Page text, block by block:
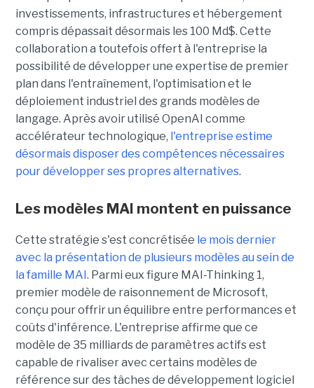
investissements, infrastructures et hébergement
compris dépassait désormais les 100 Md$. Cette
collaboration a toutefois offert à l'entreprise la
possibilité de développer une expertise de premier
plan dans l'entraînement, l'optimisation et le
déploiement industriel des grands modèles de
langage. Après avoir utilisé OpenAI comme
accélérateur technologique, l'entreprise estime
désormais disposer des compétences nécessaires
pour développer ses propres alternatives.
Les modèles MAI montent en puissance
Cette stratégie s'est concrétisée le mois dernier
avec la présentation de plusieurs modèles au sein de
la famille MAI . Parmi eux figure MAI-Thinking 1,
premier modèle de raisonnement de Microsoft,
conçu pour offrir un équilibre entre performances et
coûts d'inférence. L'entreprise affirme que ce
modèle de 35 milliards de paramètres actifs est
capable de rivaliser avec certains modèles de
référence sur des tâches de développement logiciel